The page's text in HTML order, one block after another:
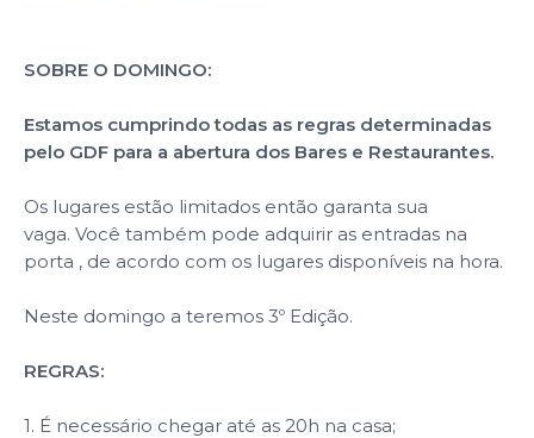
SOBRE O DOMINGO:
Estamos cumprindo todas as regras determinadas
pelo GDF para a abertura dos Bares e Restaurantes.
Os lugares estão limitados então garanta sua
vaga. Você também pode adquirir as entradas na
porta , de acordo com os lugares disponíveis na hora.
Neste domingo a teremos 3º Edição.
REGRAS:
1. É necessário chegar até as 20h na casa;